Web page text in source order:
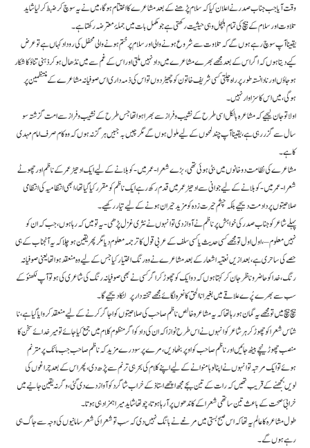
وقت آیا جب جناب صدر نے اعلان کیا کہ سلام پڑھنے کے بعد مشاعرے کا اختتام ہوگا ، میں نے یہ سوچ کر ضبط کر لیا شاید
تلاوت اور سلام کے بیچ کی تمام ہلچل وہی حیثیت رکھتی ہے جو مکمل بات میں جملۂ معترضہ رکھتا ہے ۔
یقینا آپ سوچ رہے ہوں گے کہ تلاوت سے شروع ہونے والی اور سلام پر ختم ہونے والی محفل کی روداد کہاں ہے تو عرض
کیے دیتا ہوں کہ اگر اس کے بعد مجھے بھرے مشاعرے میں داد نہیں ملتی اور اس کے غم سے میں نڈھال ہوکر ذہنی تناؤ کا شکار
ہو جاؤں اور نا دانستہ طور پر راہ چلتی کسی شریف خاتون کو چھیڑ دوں تو اس کی ذمہ داری اس صوفیانہ مشاعرے کے منتظمین پر
ہوگی ، میں اس کا سزاوار نہیں ۔
اولا تو جان لیجیے کہ مشاعرہ بالکل اسی طرح کے نشیب و فراز سے بھرا ہوا تھا جس طرح کے نشیب و فراز سے امت گزشتہ سو
سال سے گزر رہی ہے ، یقینا آپ چند لمحوں کے لیے ملول ہوں گے مگر چیں بہ جبیں ہرگز نہ ہوں کہ وہ کام صرف امام مہدی
کا ہے ۔
مشاعرے کی نظامت دو خانوں میں بٹی ہوئی تھی ، بڑے شعرا -عمر میں- کو بلانے کے لیے ایک ادھیڑ عمر کے ناظم اور چھوٹے
شعرا -عمر میں- کو بلانے کے لیے جوانی سے ادھیڑ عمر میں قدم رکھ رہے ایک ناظم کو مقرر کیا گیا تھا ، ابھی انتظامیہ کی انتظامی
صلاحیتوں پر داد مت دیجیے بلکہ چشم حیرت زدہ کو مزید حیران ہونے کے لیے تیار رکھیے ۔
پہلے شاعر کو جناب صدر کی خواہش پر ناظم نے آواز دی تو انہوں نے نثری غزل پڑھی -یہ تو میں کہ رہا ہوں ، جب کہ ان کو
نہیں معلوم – ، اول اول تو مجھے کسی حدیث یا کسی سلف کے عربی قول کا ترجمہ معلوم دیا مگر پھر یقین ہو چلا کہ یہ آنجناب کے ہی
حصے کی ساحری ہے ، بعد ازیں نعتیہ اشعار کے بعد مشاعرے نے وہ رنگ اختیار کیا جس کے لیے وہ منعقد ہوا تھا یعنی صوفیانہ
رنگ ، خدا کو حاضر و ناظر جان کر کہتا ہوں کہ دو ایک کو چھوڑ کر اگر کسی نے بھی صوفیانہ رنگ کی شاعری کی ہو تو آپ لکھنؤ کے
سب سے بھرے پُرے علاقے میں بغیر انا الحق کا نعرہ لگائے مجھے تختہ دار پر لٹکا دیجیے گا ۔
بیچ بیچ میں تو مجھے یہ گمان ہو رہا تھا کہ یہ مشاعرہ خالص ناظم صاحب کی صلاحیتوں کو اجاگر کرنے کے لیے منعقد کروایا گیا ہے ، نا
شناس شعرا کو چھوڑ کر ہر شاعر کو انہوں نے اس طرح نوازا کہ ان کی داد کو اگر منظوم کلام میں جمع کیا جائے تو میر خدائے سخن کا
منصب چھوڑ نیچے بیٹھ جائیں اور ناظم صاحب کو اوپر بٹھا دیں ، مرے پر سو درے مزید کہ ناظم صاحب جب مائک پر مترنم
ہوئے تو ایک مرتبہ تو انہوں نے اپنا لوہا منوانے کے لیے اپنے کلام کی بحر ہی ترنم سے پڑھ دی ، پھر اس کے بعد چراغوں کی
لویں بجھنے کے قریب تھیں کہ رات کے تین بجے مجھ اچھے استاذ کے خراب شاگرد کو آواز دے دی گئی ، وگرنہ یقین جانیے میں
خرابئ صحت کے باعث تین ساتھی شعرا کے کاندھوں پر آ رہا ہوتا ، چوتھا شاید میرا ہمزاد ہی ہوتا ۔
طول مشاعرہ کا عالم یہ تھا کہ اس صبح بستی میں مرغے نے بانگ نہیں دی کہ سب تو شعرا کی شعر سامانیوں کی وجہ سے جاگ ہی
رہے ہوں گے ۔